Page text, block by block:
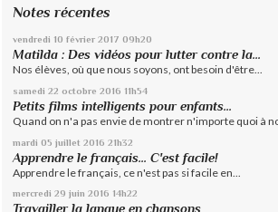
Notes récentes
vendredi 10 février 2017 09h20
Matilda : Des vidéos pour lutter contre la...
Nos élèves, où que nous soyons, ont besoin d'être...
samedi 22 octobre 2016 11h54
Petits films intelligents pour enfants...
Quand on n'a pas envie de montrer n'importe quoi à
mardi 05 juillet 2016 21h32
Apprendre le français... C'est facile!
Apprendre le français, ce n'est pas si facile en...
mercredi 29 juin 2016 14h22
Travailler la langue en chansons